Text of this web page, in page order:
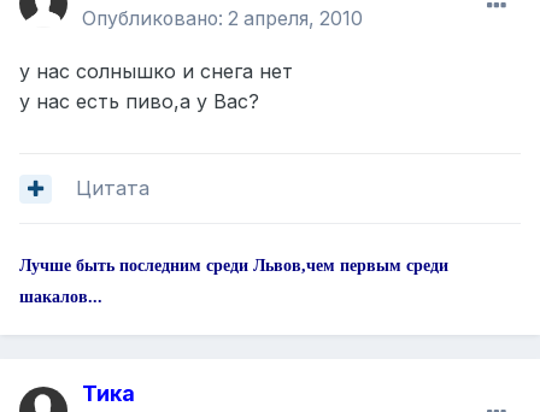
Опубликовано: 2 апреля, 2010
у нас солнышко и снега нет
у нас есть пиво,а у Вас?
Цитата
Лучше быть последним среди Львов,чем первым среди
шакалов...
Тика